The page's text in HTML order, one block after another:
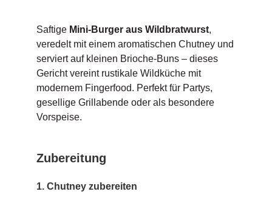
Saftige Mini-Burger aus Wildbratwurst,
veredelt mit einem aromatischen Chutney und
serviert auf kleinen Brioche-Buns – dieses
Gericht vereint rustikale Wildküche mit
modernem Fingerfood. Perfekt für Partys,
gesellige Grillabende oder als besondere
Vorspeise.
Zubereitung
1. Chutney zubereiten